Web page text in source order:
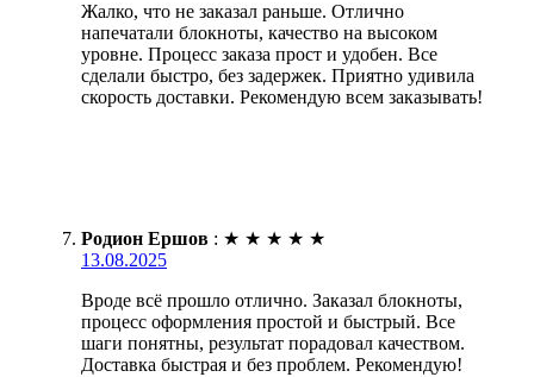
Жалко, что не заказал раньше. Отлично
напечатали блокноты, качество на высоком
уровне. Процесс заказа прост и удобен. Все
сделали быстро, без задержек. Приятно удивила
скорость доставки. Рекомендую всем заказывать!
Родион Ершов : ★ ★ ★ ★ ★
13.08.2025
Вроде всё прошло отлично. Заказал блокноты,
процесс оформления простой и быстрый. Все
шаги понятны, результат порадовал качеством.
Доставка быстрая и без проблем. Рекомендую!